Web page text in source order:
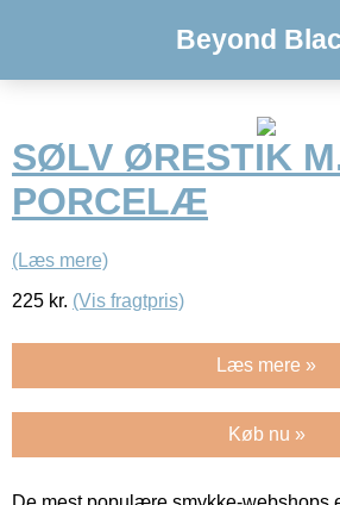
Beyond
SØLV ØRESTIK
PORCELÆ
(Læs mere)
225 kr. (Vis fragtpris)
Læs mere »
Køb nu »